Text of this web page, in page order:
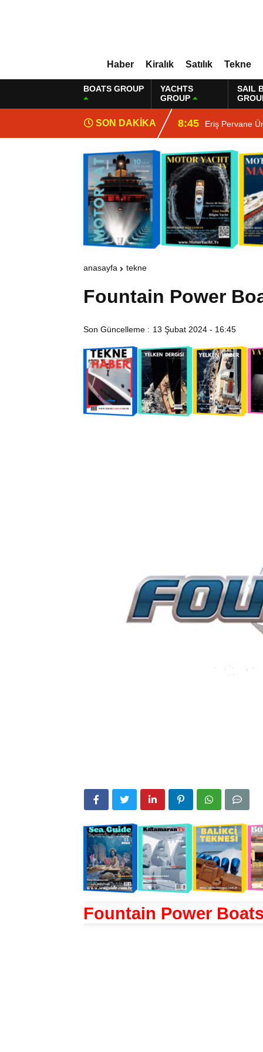
Haber Kiralık Satılık Tekne
BOATS GROUP
YACHTS
GROUP
SAIL
SON DAKİKA 8:45 Eriş Pervane
anasayfa tekne
Fountain Power
Son Güncelleme : 13 Şubat 2024 - 16:45
Fountain Power